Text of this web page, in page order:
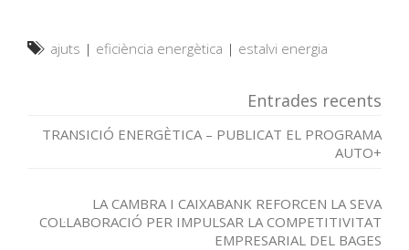
ajuts | eficiència energètica | estalvi energia
Entrades recents
TRANSICIÓ ENERGÈTICA – PUBLICAT EL PROGRAMA
AUTO+
LA CAMBRA I CAIXABANK REFORCEN LA SEVA
COL·LABORACIÓ PER IMPULSAR LA COMPETITIVITAT
EMPRESARIAL DEL BAGES